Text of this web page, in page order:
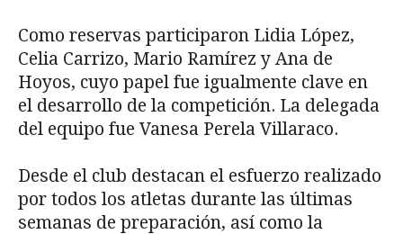
Como reservas participaron Lidia López,
Celia Carrizo, Mario Ramírez y Ana de
Hoyos, cuyo papel fue igualmente clave en
el desarrollo de la competición. La delegada
del equipo fue Vanesa Perela Villaraco.
Desde el club destacan el esfuerzo realizado
por todos los atletas durante las últimas
semanas de preparación, así como la